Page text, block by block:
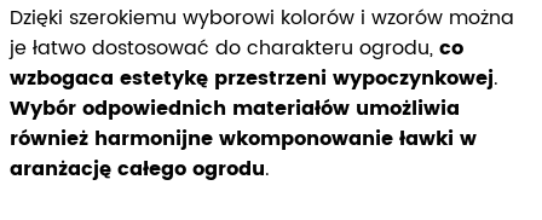
Dzięki szerokiemu wyborowi kolorów i wzorów można
je łatwo dostosować do charakteru ogrodu,co
wzbogaca estetykę przestrzeni wypoczynkowej.
Wybór odpowiednich materiałów umożliwia
również harmonijne wkomponowanie ławki w
aranżację całego ogrodu.